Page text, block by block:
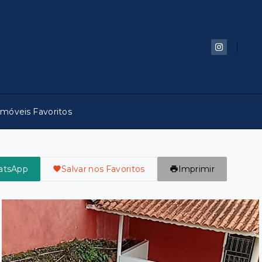
Favoritos
Salvar nos Favoritos Imprimir